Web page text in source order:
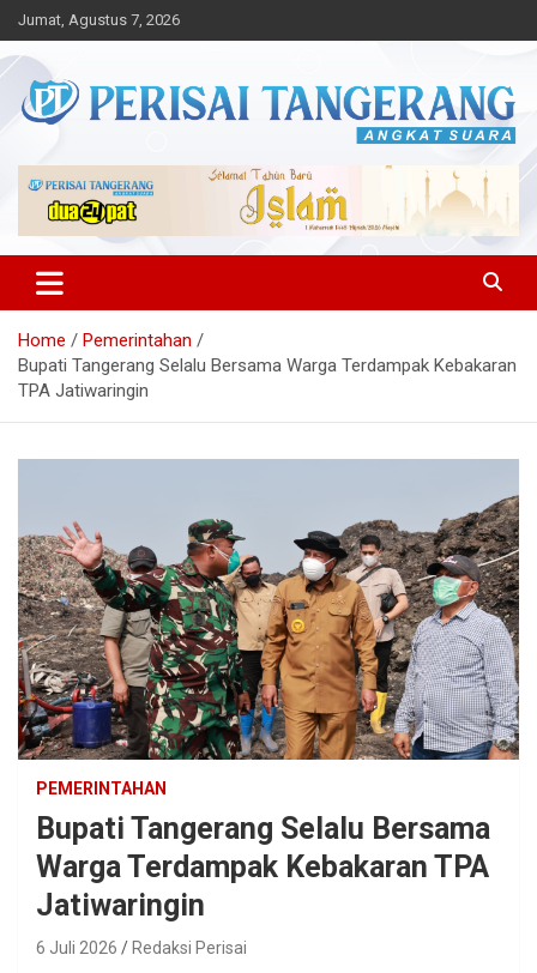
Skip
to
content
Jumat, Agustus 7, 2026
Perisai Tangerang – Angkat
Suara
Home
Pemerintahan
Bupati Tangerang Selalu Bersama Warga Terdampak Kebakaran
TPA Jatiwaringin
PEMERINTAHAN
Bupati Tangerang Selalu Bersama
Warga Terdampak Kebakaran TPA
Jatiwaringin
6 Juli 2026 Redaksi Perisai